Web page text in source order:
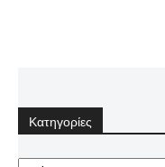
Κατηγορίες
Κατηγορίες